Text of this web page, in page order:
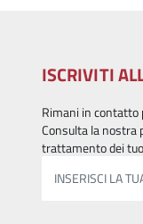
ISCRIVITI
Rimani in
Consulta la nostra
trattamento dei
INSERISCI LA